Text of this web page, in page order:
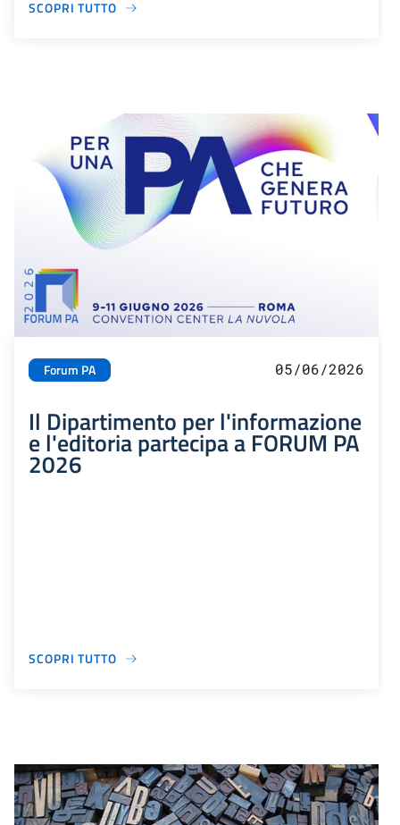
SCOPRI TUTTO
Forum PA 05/06/2026
Il Dipartimento per l'informazione
e l'editoria partecipa a FORUM PA
2026
SCOPRI TUTTO